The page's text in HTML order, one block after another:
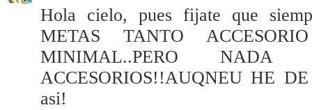
Hola cielo, pues fijate que
METAS TANTO
MINIMAL..PERO
ACCESORIOS!!AUQNEU HE
asi!